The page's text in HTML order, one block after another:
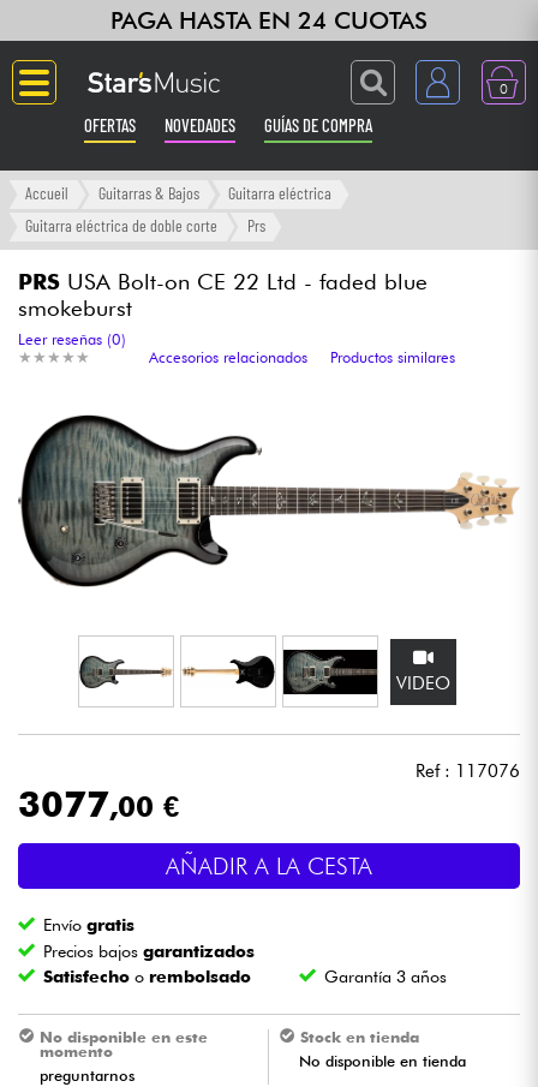
PAGA HASTA EN 24 CUOTAS
0
OFERTAS NOVEDADES GUÍAS DE COMPRA
Langue
Ampli & Efectos
Sintetizadores & samplers
Grabación
Auriculares
DJ
Luces
Batería y percusión
Vientos
Niños
Accueil Guitarras & Bajos
Guitarra eléctrica
Guitarra eléctrica de doble corte
Prs
PRS USA Bolt-on CE 22 Ltd - faded blue
smokeburst
★ ★ ★ ★ ★
★ ★ ★ ★ ★
Leer reseñas (0)
Accesorios relacionados
Productos similares
VIDEO
Ref : 117076
3077,00 €
AÑADIR A LA CESTA
Envíogratis
Precios bajosgarantizados
Satisfecho o rembolsado Garantía 3 años
No disponible en este
momento
preguntarnos
Stock en tienda
No disponible en tienda